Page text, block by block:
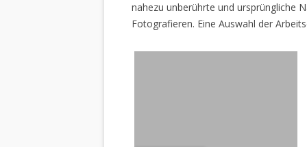
nahezu unberührte und ursprüngliche
Fotografieren. Eine Auswahl der